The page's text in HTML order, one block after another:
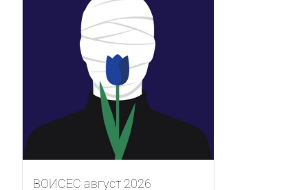
ВОИСЕС август 2026